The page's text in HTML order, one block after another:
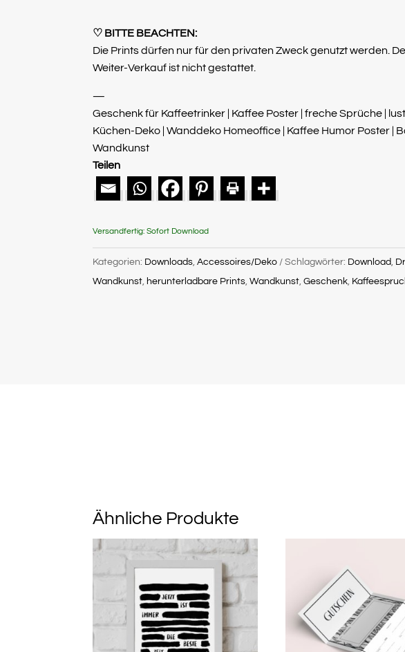
♡ BITTE BEACHTEN:
Die Prints dürfen nur für den privaten Zweck genutzt werden.
Weiter-Verkauf ist nicht gestattet.
—
Geschenk für Kaffeetrinker | Kaffee Poster | freche Sprüche |
Küchen-Deko | Wanddeko Homeoffice | Kaffee Humor Poster |
Wandkunst
Teilen
Versandfertig:Sofort Download
Kategorien: Downloads,Accessoires/Deko Schlagwörter: Download,
Wandkunst, herunterladbare Prints,Wandkunst,Geschenk,
Ähnliche Produkte